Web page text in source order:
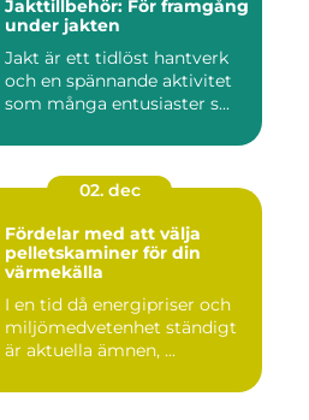
Jakttillbehör: För framgång
under jakten
Jakt är ett tidlöst hantverk
och en spännande aktivitet
som många entusiaster s...
02. dec
Fördelar med att välja
pelletskaminer för din
värmekälla
I en tid då energipriser och
miljömedvetenhet ständigt
är aktuella ämnen, ...